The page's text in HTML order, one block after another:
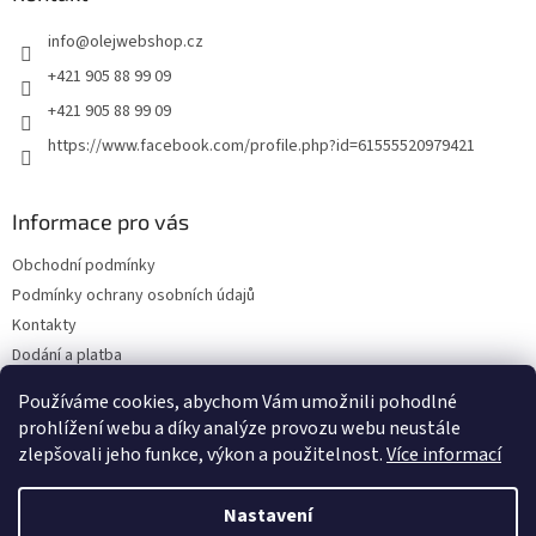
Používáme cookies, abychom Vám umožnili pohodlné
prohlížení webu a díky analýze provozu webu neustále
zlepšovali jeho funkce, výkon a použitelnost.Více informací
Nastavení
info@olejwebshop.cz
+421 905 88 99 09
+421 905 88 99 09
https://www.facebook.com/profile.php?id=61555520979421
Informace pro vás
Obchodní podmínky
Podmínky ochrany osobních údajů
Kontakty
Dodání a platba
Hodnocení obchodu
Vytvořil Shoptet